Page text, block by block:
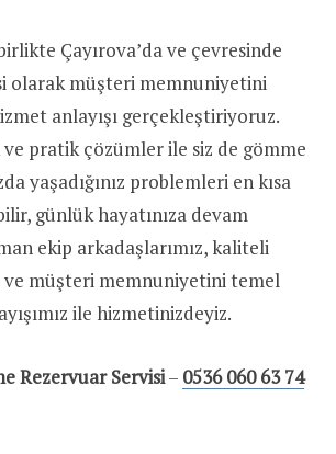
Çayırova’da ve çevresinde
olarak müşteri memnuniyetini
anlayışı gerçekleştiriyoruz.
ve pratik çözümler ile siz de gömme
yaşadığınız problemleri en kısa
günlük hayatınıza devam
ekip arkadaşlarımız, kaliteli
ve müşteri memnuniyetini temel
ile hizmetinizdeyiz.
Rezervuar Servisi– 0536 060 63 74